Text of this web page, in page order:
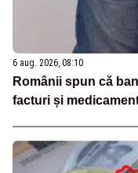
6 aug. 2026, 08:10
Românii spun că
facturi și